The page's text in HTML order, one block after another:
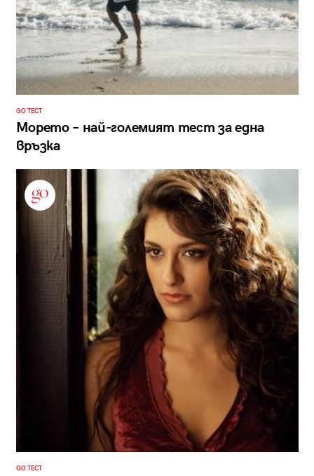
GO ТЕСТ
Морето – най-големият тест за една
връзка
GO ТЕСТ